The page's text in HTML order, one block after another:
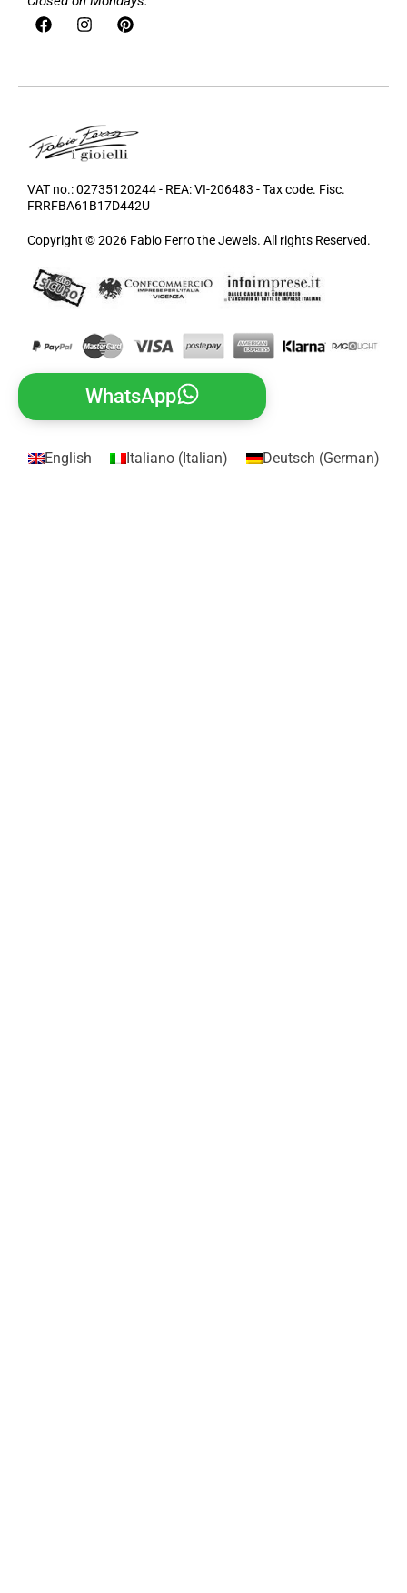
VAT no.: 02735120244 - REA: VI-206483 - Tax code. Fisc.
FRRFBA61B17D442U
Copyright © 2026 Fabio Ferro the Jewels. All rights Reserved.
WhatsApp
English Italiano(Italian) Deutsch (German)